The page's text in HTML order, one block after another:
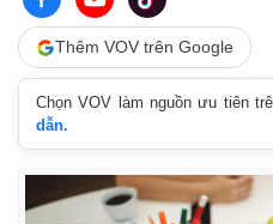
Thêm VOV trên Google
Chọn VOV làm nguồn ưu tiên
dẫn.